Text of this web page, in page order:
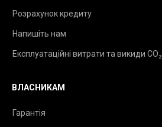
Розрахунок кредиту
Напишіть нам
Експлуатаційні витрати та викиди CO₂
ВЛАСНИКАМ
Гарантія